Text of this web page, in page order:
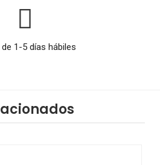
1-5 días hábiles